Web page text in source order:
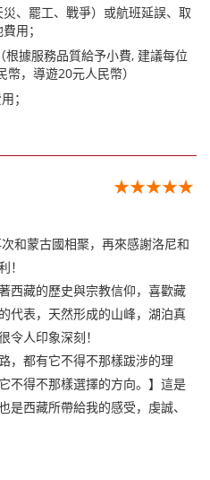
、罷工、戰爭）或航班延誤、取
用；
據服務品質給予小費, 建議每位
，導遊20元人民幣）
；
★★★★★
和蒙古國相聚，再來感謝洛尼和
！
西藏的歷史與宗教信仰，喜歡藏
代表，天然形成的山峰，湖泊真
令人印象深刻！
，都有它不得不那樣跋涉的理
不得不那樣選擇的方向。】這是
西藏所帶給我的感受，虔誠、